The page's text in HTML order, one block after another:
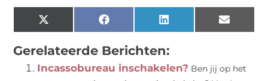
X
(Twitter)
Facebook LinkedIn Email
Gerelateerde Berichten:
Incassobureau inschakelen? Ben jij op het